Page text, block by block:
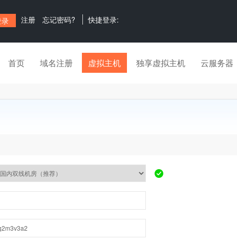
注册 忘记密码? 快捷登录:
首页 域名注册 虚拟主机 独享虚拟主机 云服务器